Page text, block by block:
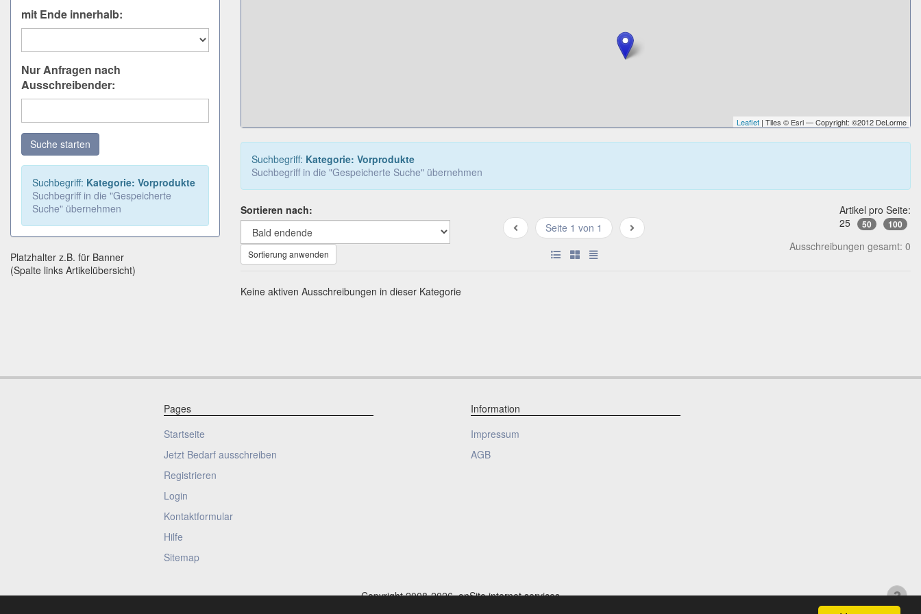
mit Ende innerhalb:
Nur Anfragen nach
Ausschreibender:
Suche starten
Suchbegriff: Kategorie: Vorprodukte
Suchbegriff in die "Gespeicherte
Suche" übernehmen
Platzhalter z.B. für Banner
(Spalte links Artikelübersicht)
Leaflet | Tiles © Esri — Copyright: ©2012 DeLorme
Suchbegriff: Kategorie: Vorprodukte
Suchbegriff in die "Gespeicherte Suche" übernehmen
Sortieren nach:
Sortierung anwenden
Seite 1 von 1
Artikel pro Seite:
25
50 100
Ausschreibungen gesamt: 0
Keine aktiven Ausschreibungen in dieser Kategorie
Pages
Startseite
Jetzt Bedarf ausschreiben
Registrieren
Login
Kontaktformular
Hilfe
Sitemap
Information
Impressum
AGB
Copyright 2008-2026, onSite internet services